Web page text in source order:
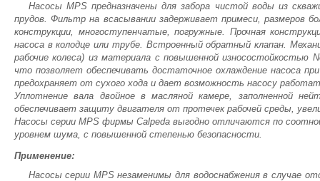
Насосы MPS предназначены для забора чистой воды из
прудов. Фильтр на всасывании задерживает примеси, размеров
конструкции, многоступенчатые, погружные. Прочная
насоса в колодце или трубе. Встроенный обратный клапан.
рабочие колеса) из материала с повышенной износостойкостью
что позволяет обеспечивать достаточное охлаждение насоса
предохраняет от сухого хода и дает возможность насосу
Уплотнение вала двойное в масляной камере, заполненной
обеспечивает защиту двигателя от протечек рабочей среды,
Насосы серии MPS фирмы Calpeda выгодно отличаются по
уровнем шума, с повышенной степенью безопасности.
Применение:
Насосы серии MPS незаменимы для водоснабжения в случае